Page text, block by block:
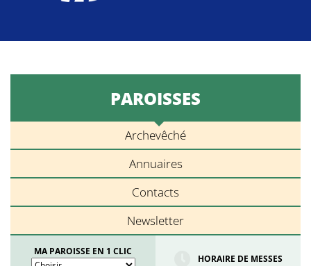
PAROISSES
Archevêché
Annuaires
Contacts
Newsletter
MA PAROISSE EN 1 CLIC
HORAIRE DE MESSES